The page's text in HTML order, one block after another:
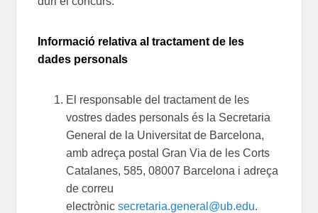
Informació relativa al tractament de les
dades personals
El responsable del tractament de les
vostres dades personals és la Secretaria
General de la Universitat de Barcelona,
amb adreça postal Gran Via de les Corts
Catalanes, 585, 08007 Barcelona i adreça
de correu
electrònicsecretaria.general@ub.edu.